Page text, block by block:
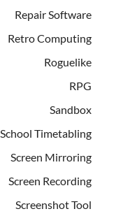
Repair Software
Retro Computing
Roguelike
RPG
Sandbox
School Timetabling
Screen Mirroring
Screen Recording
Screenshot Tool